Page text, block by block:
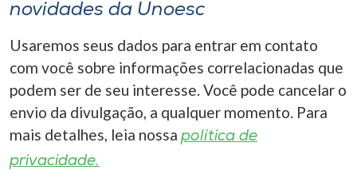
novidades da Unoesc
Usaremos seus dados para entrar em contato
com você sobre informações correlacionadas que
podem ser de seu interesse. Você pode cancelar o
envio da divulgação, a qualquer momento. Para
mais detalhes, leia nossa política de
privacidade.